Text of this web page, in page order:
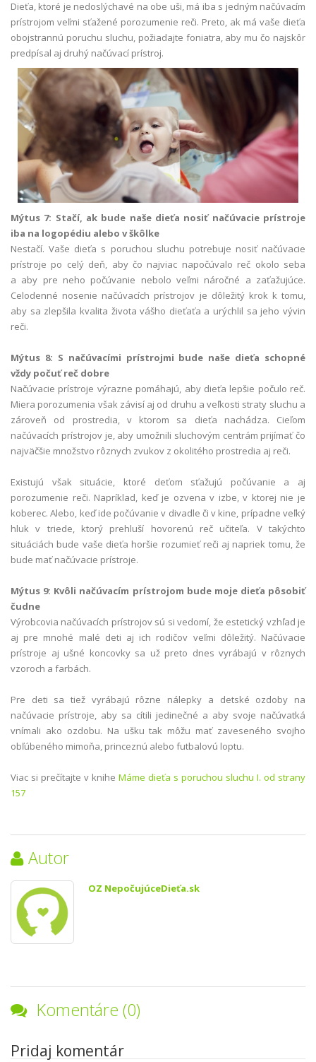
Dieťa, ktoré je nedoslýchavé na obe uši, má iba s jedným načúvacím
prístrojom veľmi sťažené porozumenie reči. Preto, ak má vaše dieťa
obojstrannú poruchu sluchu, požiadajte foniatra, aby mu čo najskôr
predpísal aj druhý načúvací prístroj.
Mýtus 7: Stačí, ak bude naše dieťa nosiť načúvacie prístroje
iba na logopédiu alebo v škôlke
Nestačí. Vaše dieťa s poruchou sluchu potrebuje nosiť načúvacie
prístroje po celý deň, aby čo najviac napočúvalo reč okolo seba
a aby pre neho počúvanie nebolo veľmi náročné a zaťažujúce.
Celodenné nosenie načúvacích prístrojov je dôležitý krok k tomu,
aby sa zlepšila kvalita života vášho dieťaťa a urýchlil sa jeho vývin
reči.
Mýtus 8: S načúvacími prístrojmi bude naše dieťa schopné
vždy počuť reč dobre
Načúvacie prístroje výrazne pomáhajú, aby dieťa lepšie počulo reč.
Miera porozumenia však závisí aj od druhu a veľkosti straty sluchu a
zároveň od prostredia, v ktorom sa dieťa nachádza. Cieľom
načúvacích prístrojov je, aby umožnili sluchovým centrám prijímať čo
najväčšie množstvo rôznych zvukov z okolitého prostredia aj reči.
Existujú však situácie, ktoré deťom sťažujú počúvanie a aj
porozumenie reči. Napríklad, keď je ozvena v izbe, v ktorej nie je
koberec. Alebo, keď ide počúvanie v divadle či v kine, prípadne veľký
hluk v triede, ktorý prehluší hovorenú reč učiteľa. V takýchto
situáciách bude vaše dieťa horšie rozumieť reči aj napriek tomu, že
bude mať načúvacie prístroje.
Mýtus 9: Kvôli načúvacím prístrojom bude moje dieťa pôsobiť
čudne
Výrobcovia načúvacích prístrojov sú si vedomí, že estetický vzhľad je
aj pre mnohé malé deti aj ich rodičov veľmi dôležitý. Načúvacie
prístroje aj ušné koncovky sa už preto dnes vyrábajú v rôznych
vzoroch a farbách.
Pre deti sa tiež vyrábajú rôzne nálepky a detské ozdoby na
načúvacie prístroje, aby sa cítili jedinečné a aby svoje načúvatká
vnímali ako ozdobu. Na ušku tak môžu mať zaveseného svojho
obľúbeného mimoňa, princeznú alebo futbalovú loptu.
Viac si prečítajte v knihe Máme dieťa s poruchou sluchu I. od strany
157
Autor
OZ NepočujúceDieťa.sk
Komentáre (0)
Pridaj komentár